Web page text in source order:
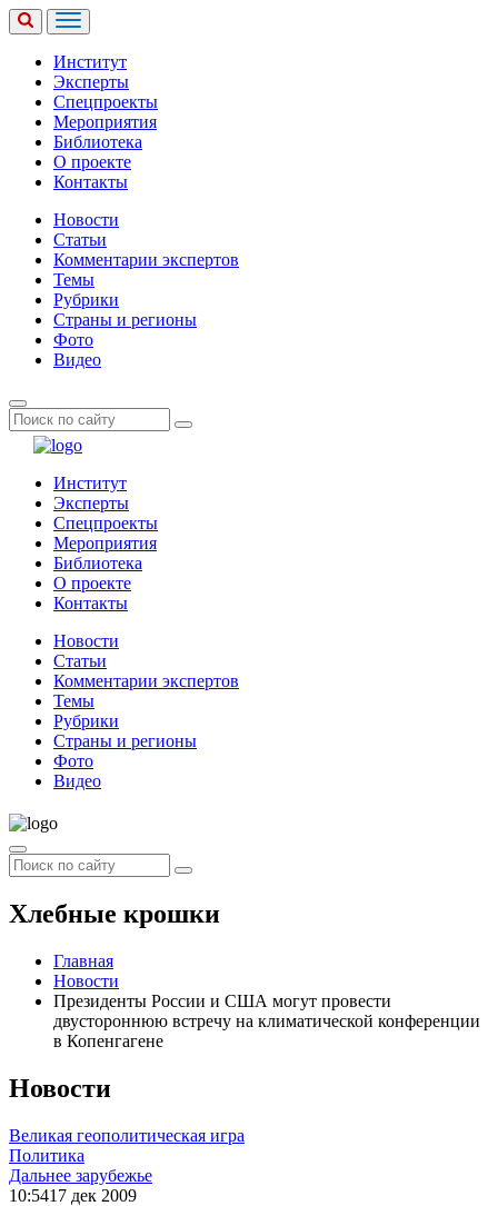
Институт
Эксперты
Спецпроекты
Мероприятия
Библиотека
О проекте
Контакты
Новости
Статьи
Комментарии экспертов
Темы
Рубрики
Страны и регионы
Фото
Видео
Институт
Эксперты
Спецпроекты
Мероприятия
Библиотека
О проекте
Контакты
Новости
Статьи
Комментарии экспертов
Темы
Рубрики
Страны и регионы
Фото
Видео
Хлебные крошки
Главная
Новости
Президенты России и США могут провести
двустороннюю встречу на климатической конференции
в Копенгагене
Новости
Великая геополитическая игра
Политика
Дальнее зарубежье
10:5417 дек 2009